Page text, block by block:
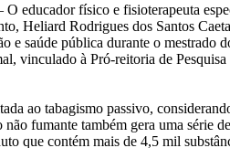
O educador físico e fisioterapeuta
Heliard Rodrigues dos Santos
e saúde pública durante o mestrado
vinculado à Pró-reitoria de
ao tabagismo passivo,
fumante também gera uma série
que contém mais de 4,5 mil